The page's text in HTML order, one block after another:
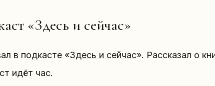
«Здесь и сейчас»
в подкасте «Здесь и сейчас». Рассказал о
идёт час.